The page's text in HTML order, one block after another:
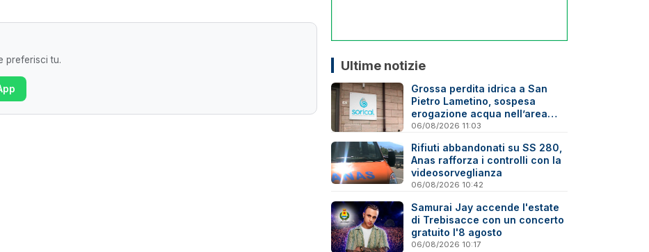
preferisci tu. Ultime notizie
Grossa perdita idrica a San
Pietro Lametino, sospesa
erogazione acqua nell’area
industriale
06/08/2026 11:03
Rifiuti abbandonati su SS 280,
Anas rafforza i controlli con la
videosorveglianza
06/08/2026 10:42
Samurai Jay accende l'estate
di Trebisacce con un concerto
gratuito l'8 agosto
06/08/2026 10:17